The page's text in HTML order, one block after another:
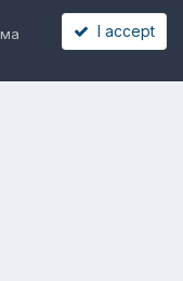
I accept